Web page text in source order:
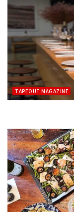
TAPEOUT MAGAZINE